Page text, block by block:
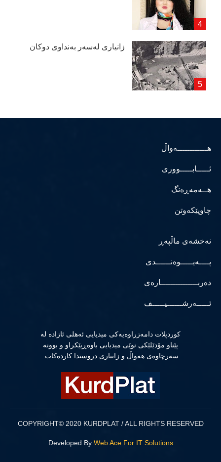
زانیاری لەسەر بەنداوی دوكان
هــــــــــــەواڵ
ئـــــابـــــووری
هــەمەڕەنگ
چاوپێکەوتن
نەخشەی ماڵپەڕ
پــــەیـــــوەنــــــدی
دەربـــــــــــــــارەی
ئـــــەرشــــــیـــــف
كوردپلات دامەزراوەیەكی میدیایی ئەهلی ئازادە لە
پێناو مۆدێلێكی نوێی میدیایی باوەڕپێكراو و بوونە
سەرچاوەی هەواڵ و زانیاری دروستدا كاردەكات.
COPYRIGHT© 2020 KURDPLAT / ALL RIGHTS RESERVED
Web Ace For IT Solutions
Developed By